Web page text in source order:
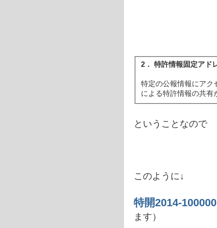
2． 特許情報固定アド
特定の公報情報にアク
による特許情報の共有
ということなので
このように↓
特開2014-100000
ます）